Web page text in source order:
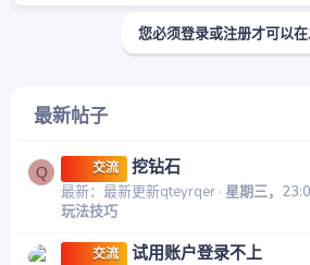
您必须登录或注册才可以在
最新帖子
Q 交流 挖钻石
最新：最新更新qteyrqer 星期三，
玩法技巧
交流 试用账户登录不上